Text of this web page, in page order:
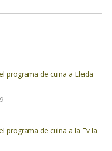
programa de cuina a Lleida
programa de cuina a la Tv la